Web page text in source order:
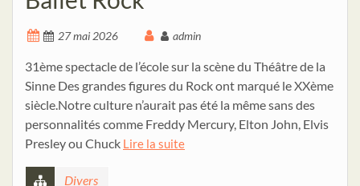
27 mai 2026 admin
31ème spectacle de l’école sur la scène du Théâtre de la
Sinne Des grandes figures du Rock ont marqué le XXème
siècle.Notre culture n’aurait pas été la même sans des
personnalités comme Freddy Mercury, Elton John, Elvis
Presley ou Chuck Lire la suite
Divers